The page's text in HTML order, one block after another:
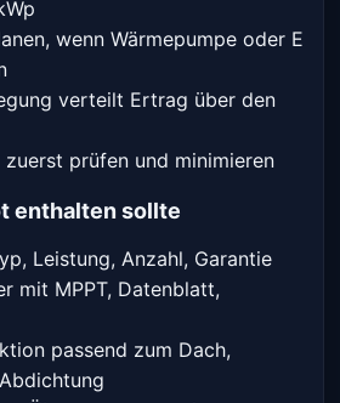
wenn Wärmepumpe oder E
verteilt Ertrag über den
prüfen und minimieren
enthalten sollte
Leistung, Anzahl, Garantie
mit MPPT, Datenblatt,
passend zum Dach,